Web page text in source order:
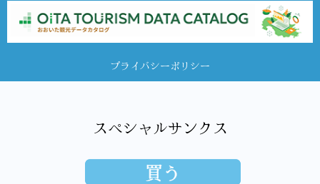
プライバシーポリシー
スペシャルサンクス